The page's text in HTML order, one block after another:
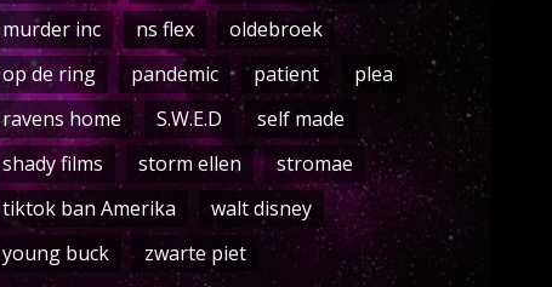
murder inc
ns flex
oldebroek
op de ring
pandemic patient
plea
ravens home
S.W.E.D
self made
shady films
storm ellen
stromae
tiktok ban Amerika
walt disney
young buck
zwarte piet